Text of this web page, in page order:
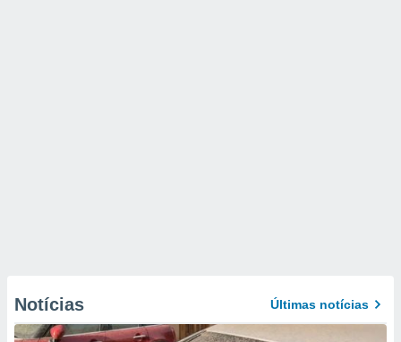
Notícias Últimas notícias